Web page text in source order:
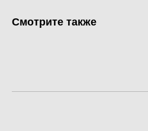
Смотрите также